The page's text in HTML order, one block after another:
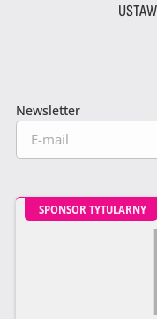
Newsletter
SPONSOR TYTULARNY